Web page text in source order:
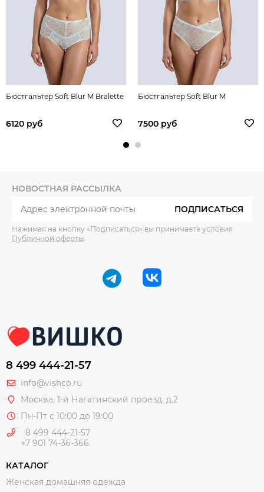
Бюстгальтер Soft Blur M Bralette
6120 руб
Бюстгальтер Soft Blur M
7500 руб
НОВОСТНАЯ РАССЫЛКА
ПОДПИСАТЬСЯ
Нажимая на кнопку «Подписаться» вы принимаете условия
Публичной оферты
8 499 444-21-57
info@vishco.ru
Москва, 1-й Нагатинский проезд, д.2
Пн-Пт с 10:00 до 19:00
8 499 444-21-57
+7 901 74-36-366
КАТАЛОГ
Женская домашняя одежда